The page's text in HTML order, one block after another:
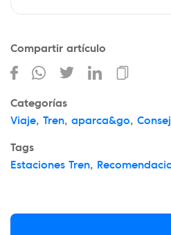
Compartir artículo
Categorías
Viaje, Tren, aparca&go,
Tags
Estaciones Tren,